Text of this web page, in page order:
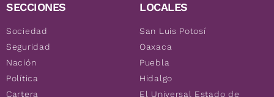
SECCIONES
Sociedad
Seguridad
Nación
Política
Cartera
LOCALES
San Luis Potosí
Oaxaca
Puebla
Hidalgo
El Universal Estado de